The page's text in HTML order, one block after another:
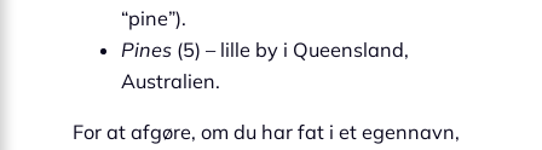
“pine”).
Pines (5) – lille by i Queensland,
Australien.
For at afgøre, om du har fat i et egennavn,